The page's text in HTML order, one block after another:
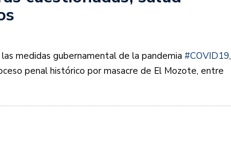
medidas gubernamental de la pandemia #COVID19,
penal histórico por masacre de El Mozote, entre